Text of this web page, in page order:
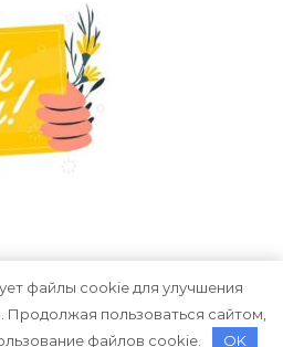
от Optima Themes
файлы cookie для улучшения
Продолжая пользоваться сайтом,
файлов cookie.
OK